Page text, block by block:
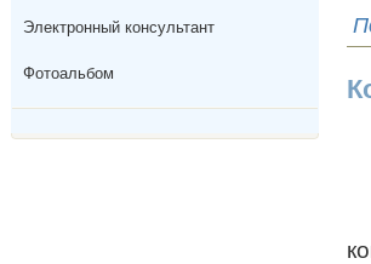
Электронный консультант
Фотоальбом